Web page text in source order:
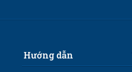
Hướng dẫn